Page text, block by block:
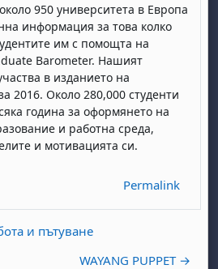
950 университета в Европа
информация за това колко
им с помощта на
Barometer. Нашият
в изданието на
2016. Около 280,000 студенти
година за оформянето на
и работна среда,
и мотивацията си.
Permalink
и пътуване
WAYANG PUPPET →